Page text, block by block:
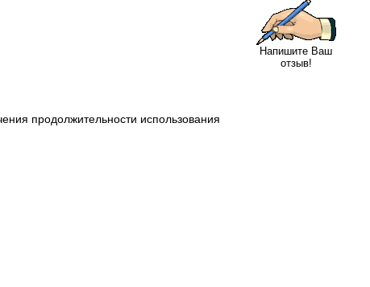
продолжительности использования
Напишите Ваш
отзыв!